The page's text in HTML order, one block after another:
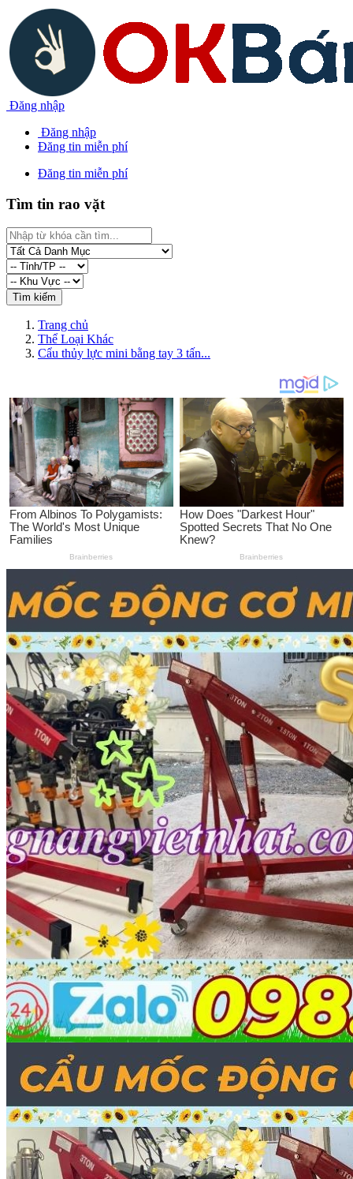
Đăng nhập
Đăng nhập
Đăng tin miễn phí
Đăng tin miễn phí
Tìm tin rao vặt
Trang chủ
Thể Loại Khác
Cẩu thủy lực mini bằng tay 3 tấn...